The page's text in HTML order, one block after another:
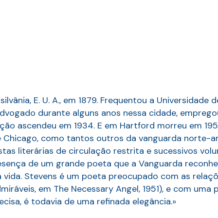
E. U. A., em 1879. Frequentou a
durante alguns anos nessa cidade,
ascendeu em 1934. E em Hartford morreu em
Chicago, como tantos outros da vanguarda norte-
literárias de circulação restrita e sucessivos
de um grande poeta que a Vanguarda
Stevens é um poeta preocupado com as
em The Necessary Angel, 1951), e com
é todavia de uma refinada elegância.»